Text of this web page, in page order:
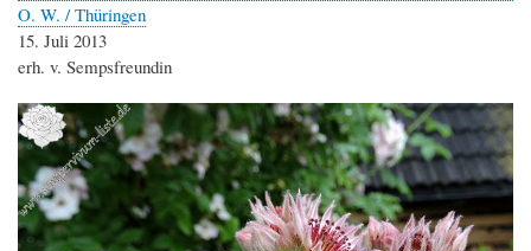
O. W. / Thüringen
15. Juli 2013
erh. v. Sempsfreundin